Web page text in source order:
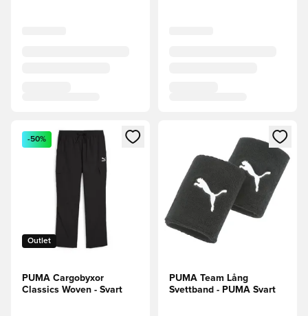
Öppnar en Modal för att logga in eller registrera dig som
Outlet
-50%
PUMA Cargobyxor
Classics Woven - Svart
Öppnar en Modal för att
PUMA Team Lång
Svettband - PUMA Svart